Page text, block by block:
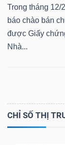
Trong tháng 12/
báo chào bán
được Giấy
Nhà...
CHỈ SỐ THỊ
(-)
Báo